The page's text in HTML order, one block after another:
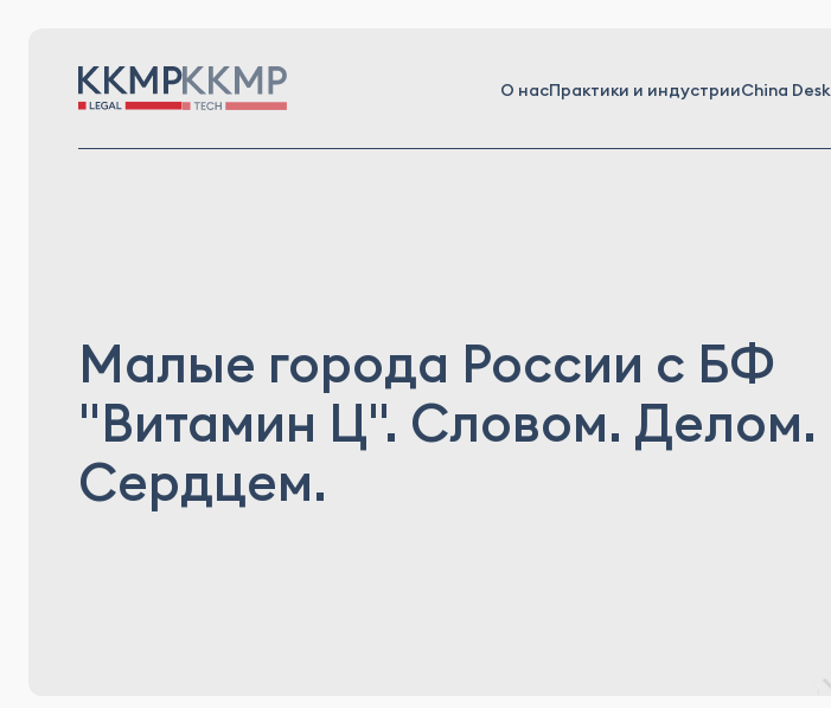
О насПрактики и индустрииChina Desk
Малые города России с БФ
"Витамин Ц". Словом. Делом.
Сердцем.